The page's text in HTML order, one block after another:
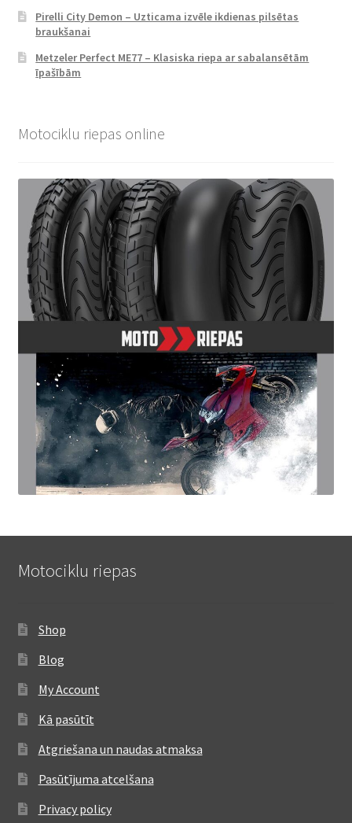
Pirelli City Demon – Uzticama izvēle ikdienas pilsētas
braukšanai
Metzeler Perfect ME77 – Klasiska riepa ar sabalansētām
īpašībām
Motociklu riepas online
Motociklu riepas
Shop
Blog
My Account
Kā pasūtīt
Atgriešana un naudas atmaksa
Pasūtījuma atcelšana
Privacy policy